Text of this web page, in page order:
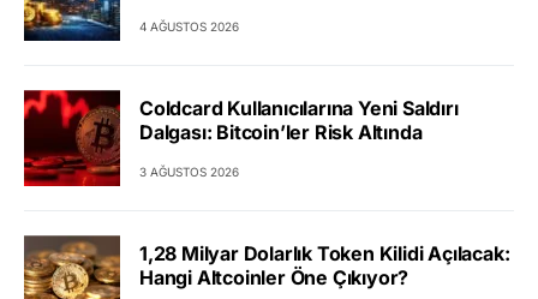
4 AĞUSTOS 2026
Coldcard Kullanıcılarına Yeni Saldırı
Dalgası: Bitcoin’ler Risk Altında
3 AĞUSTOS 2026
1,28 Milyar Dolarlık Token Kilidi Açılacak:
Hangi Altcoinler Öne Çıkıyor?